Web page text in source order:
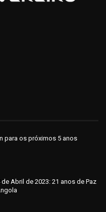
para os próximos 5 anos
Abril de 2023: 21 anos de Paz